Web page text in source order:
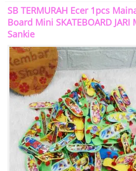
SB TERMURAH Ecer 1pcs
Board Mini SKATEBOARD JARI
Sankie